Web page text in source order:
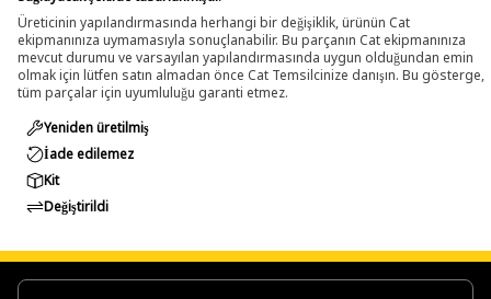
Üreticinin yapılandırmasında herhangi bir değişiklik, ürünün Cat
ekipmanınıza uymamasıyla sonuçlanabilir. Bu parçanın Cat ekipmanınıza
mevcut durumu ve varsayılan yapılandırmasında uygun olduğundan emin
olmak için lütfen satın almadan önce Cat Temsilcinize danışın. Bu gösterge,
tüm parçalar için uyumluluğu garanti etmez.
Yeniden üretilmiş
İade edilemez
Kit
Değiştirildi